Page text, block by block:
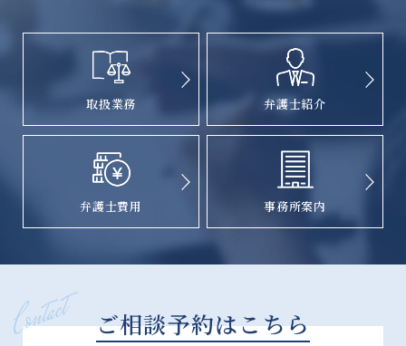
取扱業務 弁護士紹介
弁護士費用 事務所案内
ご相談予約はこちら